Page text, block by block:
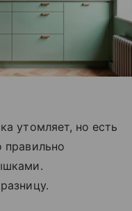
утомляет, но есть
правильно